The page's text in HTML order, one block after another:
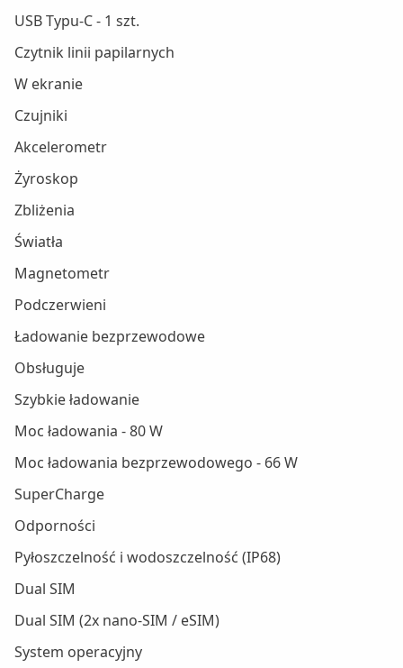
USB Typu-C - 1 szt.
Czytnik linii papilarnych
W ekranie
Czujniki
Akcelerometr
Żyroskop
Zbliżenia
Światła
Magnetometr
Podczerwieni
Ładowanie bezprzewodowe
Obsługuje
Szybkie ładowanie
Moc ładowania - 80 W
Moc ładowania bezprzewodowego - 66 W
SuperCharge
Odporności
Pyłoszczelność i wodoszczelność (IP68)
Dual SIM
Dual SIM (2x nano-SIM / eSIM)
System operacyjny